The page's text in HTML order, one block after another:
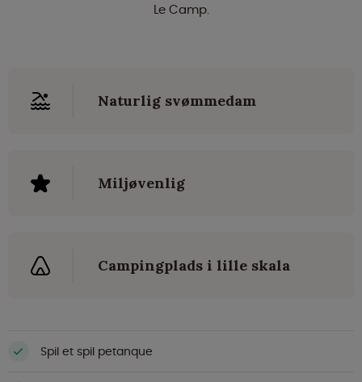
Le Camp.
Naturlig svømmedam
Miljøvenlig
Campingplads i lille skala
Spil et spil petanque